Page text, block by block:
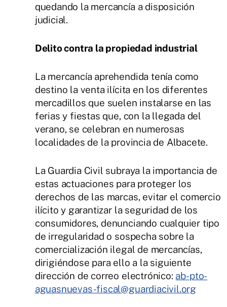
quedando la mercancía a disposición
judicial.
Delito contra la propiedad industrial
La mercancía aprehendida tenía como
destino la venta ilícita en los diferentes
mercadillos que suelen instalarse en las
ferias y fiestas que, con la llegada del
verano, se celebran en numerosas
localidades de la provincia de Albacete.
La Guardia Civil subraya la importancia de
estas actuaciones para proteger los
derechos de las marcas, evitar el comercio
ilícito y garantizar la seguridad de los
consumidores, denunciando cualquier tipo
de irregularidad o sospecha sobre la
comercialización ilegal de mercancías,
dirigiéndose para ello a la siguiente
dirección de correo electrónico: ab-pto-
aguasnuevas-fiscal@guardiacivil.org